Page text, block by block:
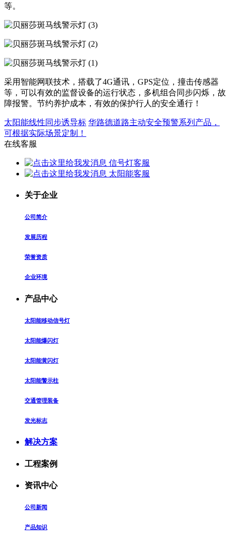
等。
采用智能网联技术，搭载了4G通讯，GPS定位，撞击传感器
等，可以有效的监督设备的运行状态，多机组合同步闪烁，故
障报警。节约养护成本，有效的保护行人的安全通行！
太阳能线性同步诱导标 华路德道路主动安全预警系列产品，
可根据实际场景定制！
在线客服
信号灯客服
太阳能客服
关于企业
公司简介
发展历程
荣誉资质
企业环境
产品中心
太阳能移动信号灯
太阳能爆闪灯
太阳能黄闪灯
太阳能警示柱
交通管理装备
发光标志
解决方案
工程案例
资讯中心
公司新闻
产品知识